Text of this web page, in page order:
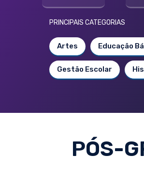
PRINCIPAIS CATEGORIAS
Artes Educação
Gestão Escolar
PÓS-